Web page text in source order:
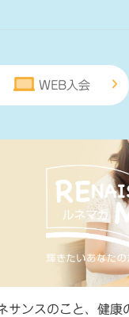
WEB入会
サンスのこと、健康